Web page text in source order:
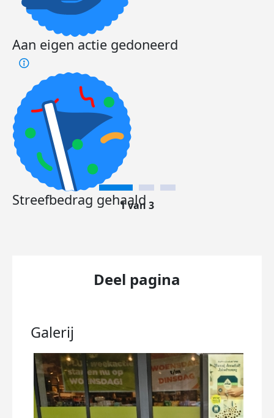
Aan eigen actie gedoneerd
Streefbedrag gehaald
1 van 3
Deel pagina
Galerij